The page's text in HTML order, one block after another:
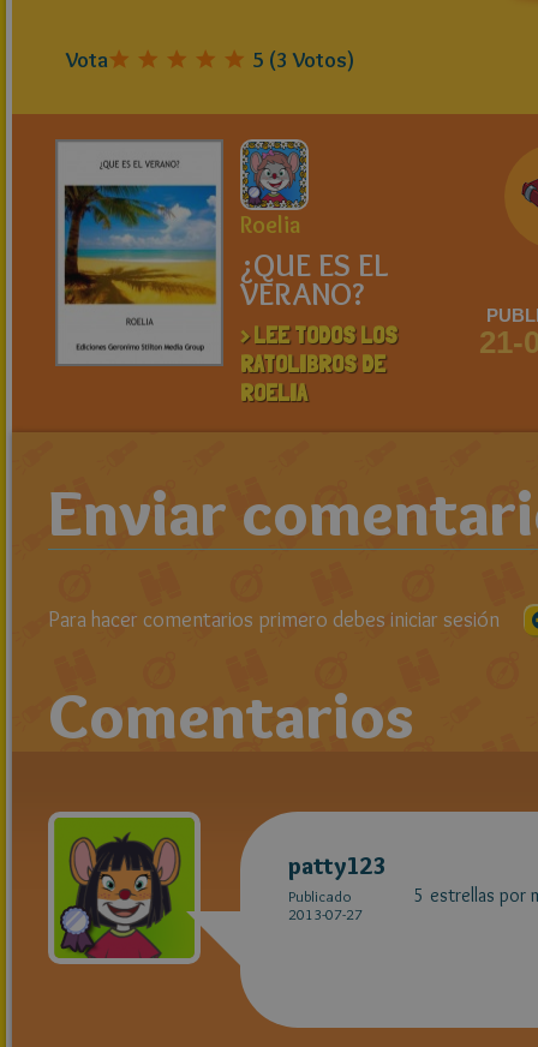
Vota 5 (3 Votos)
Roelia
¿QUE ES EL
VERANO?
> LEE TODOS LOS
RATOLIBROS DE
ROELIA
21-
Enviar
Para hacer comentarios primero debes iniciar sesión
Comentarios
patty123
Publicado
2013-07-27
5 estrellas por